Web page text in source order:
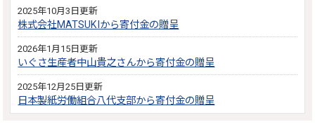
2025年10月3日更新
株式会社MATSUKIから寄付金の贈呈
2026年1月15日更新
いぐさ生産者中山貴之さんから寄付金の贈呈
2025年12月25日更新
日本製紙労働組合八代支部から寄付金の贈呈